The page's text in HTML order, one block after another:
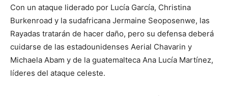
Con un ataque liderado por Lucía García, Christina
Burkenroad y la sudafricana Jermaine Seoposenwe, las
Rayadas tratarán de hacer daño, pero su defensa deberá
cuidarse de las estadounidenses Aerial Chavarin y
Michaela Abam y de la guatemalteca Ana Lucía Martínez,
líderes del ataque celeste.